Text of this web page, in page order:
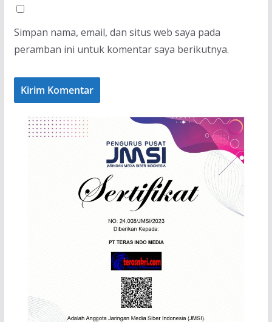
Simpan nama, email, dan situs web saya pada
peramban ini untuk komentar saya berikutnya.